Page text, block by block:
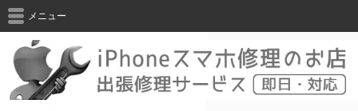
メニュー